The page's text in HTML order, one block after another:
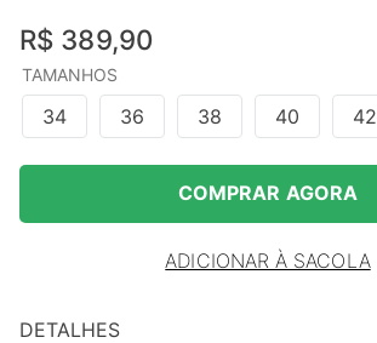
R$ 389,90
TAMANHOS
34 36 38 40 42
COMPRAR AGORA
ADICIONAR À SACOLA
DETALHES